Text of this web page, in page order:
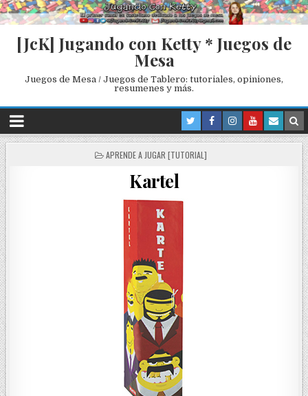
[JcK] Jugando con Ketty * Juegos de
Mesa
Juegos de Mesa / Juegos de Tablero: tutoriales, opiniones,
resumenes y más.
P
APRENDE A JUGAR [TUTORIAL]
Kartel